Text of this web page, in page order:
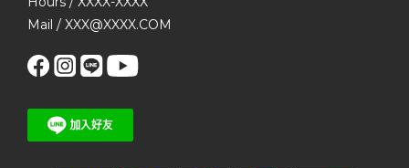
Mail / XXX@XXXX.COM